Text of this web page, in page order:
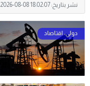
نشر بتاريخ:2026-08-08 18:02:07